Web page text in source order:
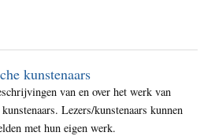
kunstenaars
van en over het werk van
Lezers/kunstenaars kunnen
met hun eigen werk.